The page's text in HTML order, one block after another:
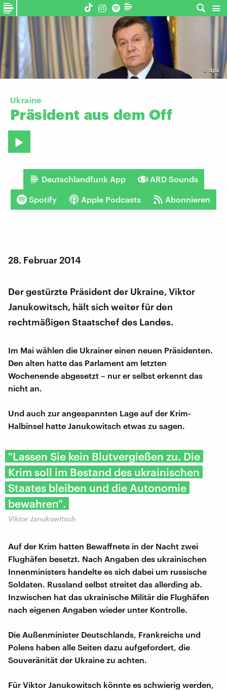
© dpa
Ukraine
Präsident aus dem Off
Deutschlandfunk App ARD Sounds
Spotify Apple Podcasts Abonnieren
28. Februar 2014
Der gestürzte Präsident der Ukraine, Viktor
Janukowitsch, hält sich weiter für den
rechtmäßigen Staatschef des Landes.
Im Mai wählen die Ukrainer einen neuen Präsidenten.
Den alten hatte das Parlament am letzten
Wochenende abgesetzt – nur er selbst erkennt das
nicht an.
Und auch zur angespannten Lage auf der Krim-
Halbinsel hatte Janukowitsch etwas zu sagen.
"Lassen Sie kein Blutvergießen zu. Die
Krim soll im Bestand des ukrainischen
Staates bleiben und die Autonomie
bewahren".
Viktor Janukowitsch
Auf der Krim hatten Bewaffnete in der Nacht zwei
Flughäfen besetzt. Nach Angaben des ukrainischen
Innenministers handelte es sich dabei um russische
Soldaten. Russland selbst streitet das allerding ab.
Inzwischen hat das ukrainische Militär die Flughäfen
nach eigenen Angaben wieder unter Kontrolle.
Die Außenminister Deutschlands, Frankreichs und
Polens haben alle Seiten dazu aufgefordert, die
Souveränität der Ukraine zu achten.
Für Viktor Janukowitsch könnte es schwierig werden,